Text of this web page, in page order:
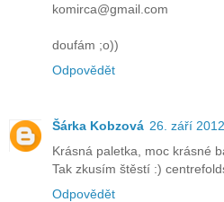
komirca@gmail.com
doufám ;o))
Odpovědět
Šárka Kobzová 26. září
Krásná paletka, moc krásné
Tak zkusím štěstí :)
Odpovědět